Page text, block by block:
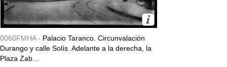
0060FMHA - Palacio Taranco. Circunvalación
Durango y calle Solís. Adelante a la derecha, la
Plaza Zab...